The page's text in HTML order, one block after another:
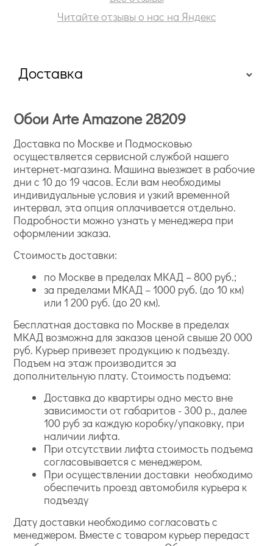
Читайте отзывы о нас на Яндекс
Доставка
Обои Arte Amazone 28209
Доставка по Москве и Подмосковью
осуществляется сервисной службой нашего
интернет-магазина. Машина выезжает в рабочие
дни с 10 до 19 часов. Если вам необходимы
индивидуальные условия и узкий временной
интервал, эта опция оплачивается отдельно.
Подробности можно узнать у менеджера при
оформлении заказа.
Стоимость доставки:
по Москве в пределах МКАД – 800 руб.;
за пределами МКАД – 1000 руб. (до 10 км)
или 1 200 руб. (до 20 км).
Бесплатная доставка по Москве в пределах
МКАД возможна для заказов ценой свыше 20 000
руб. Курьер привезет продукцию к подъезду.
Подъем на этаж производится за
дополнительную плату. Стоимость подъема:
Доставка до квартиры одно место вне
зависимости от габаритов - 300 р., далее
100 руб за каждую коробку/упаковку, при
наличии лифта.
При отсутствии лифта стоимость подъема
согласовывается с менеджером.
При осуществлении доставки необходимо
обеспечить проезд автомобиля курьера к
подъезду
Дату доставки необходимо согласовать с
менеджером. Вместе с товаром курьер передаст